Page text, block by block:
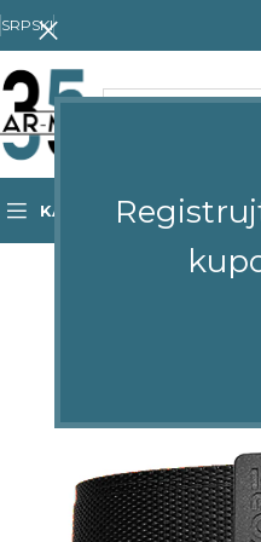
SRPSKI
KATEGORIJE